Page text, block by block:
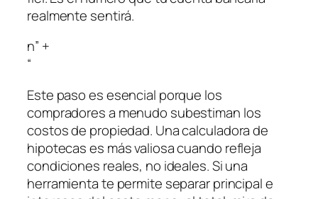
realmente sentirá.
n” +
“
Este paso es esencial porque los
compradores a menudo subestiman los
costos de propiedad. Una calculadora de
hipotecas es más valiosa cuando refleja
condiciones reales, no ideales. Si una
herramienta te permite separar principal e